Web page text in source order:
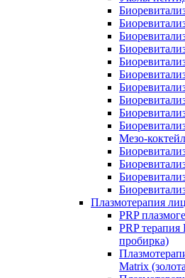
Мезо-
Плазмотерапия
PRP
PRP терапия
пробирка)
Matrix